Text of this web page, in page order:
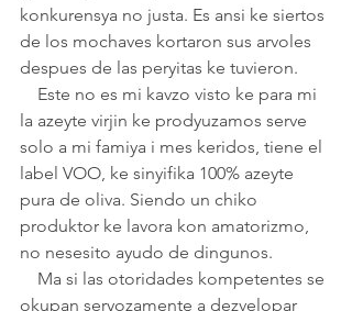
konkurensya no justa. Es ansi ke siertos
de los mochaves kortaron sus arvoles
despues de las peryitas ke tuvieron.
la azeyte virjin ke prodyuzamos serve
solo a mi famiya i mes keridos, tiene el
label VOO, ke sinyifika 100% azeyte
pura de oliva. Siendo un chiko
produktor ke lavora kon amatorizmo,
no nesesito ayudo de dingunos.
okupan seryozamente a dezvelopar